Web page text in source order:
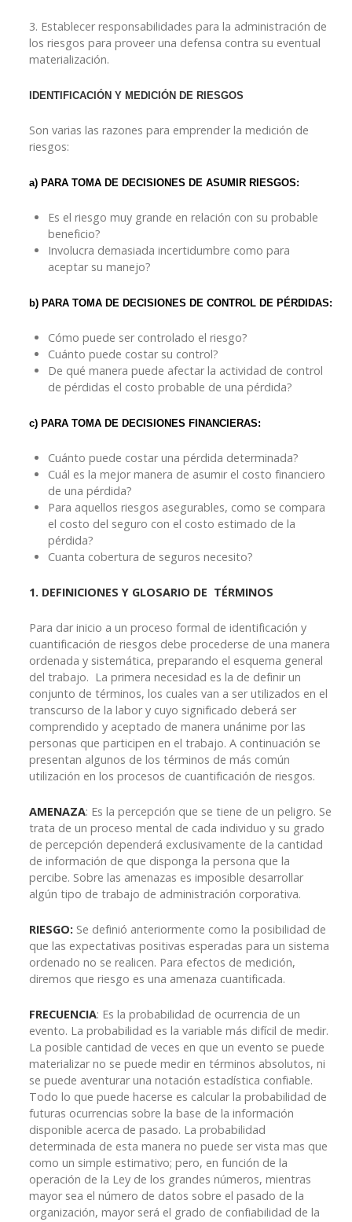
3. Establecer responsabilidades para la administración de
los riesgos para proveer una defensa contra su eventual
materialización.
IDENTIFICACIÓN Y MEDICIÓN DE RIESGOS
Son varias las razones para emprender la medición de
riesgos:
a) PARA TOMA DE DECISIONES DE ASUMIR RIESGOS:
Es el riesgo muy grande en relación con su probable
beneficio?
Involucra demasiada incertidumbre como para
aceptar su manejo?
b) PARA TOMA DE DECISIONES DE CONTROL DE PÉRDIDAS:
Cómo puede ser controlado el riesgo?
Cuánto puede costar su control?
De qué manera puede afectar la actividad de control
de pérdidas el costo probable de una pérdida?
c) PARA TOMA DE DECISIONES FINANCIERAS:
Cuánto puede costar una pérdida determinada?
Cuál es la mejor manera de asumir el costo financiero
de una pérdida?
Para aquellos riesgos asegurables, como se compara
el costo del seguro con el costo estimado de la
pérdida?
Cuanta cobertura de seguros necesito?
1. DEFINICIONES Y GLOSARIO DE TÉRMINOS
Para dar inicio a un proceso formal de identificación y
cuantificación de riesgos debe procederse de una manera
ordenada y sistemática, preparando el esquema general
del trabajo. La primera necesidad es la de definir un
conjunto de términos, los cuales van a ser utilizados en el
transcurso de la labor y cuyo significado deberá ser
comprendido y aceptado de manera unánime por las
personas que participen en el trabajo. A continuación se
presentan algunos de los términos de más común
utilización en los procesos de cuantificación de riesgos.
AMENAZA: Es la percepción que se tiene de un peligro. Se
trata de un proceso mental de cada individuo y su grado
de percepción dependerá exclusivamente de la cantidad
de información de que disponga la persona que la
percibe. Sobre las amenazas es imposible desarrollar
algún tipo de trabajo de administración corporativa.
RIESGO: Se definió anteriormente como la posibilidad de
que las expectativas positivas esperadas para un sistema
ordenado no se realicen. Para efectos de medición,
diremos que riesgo es una amenaza cuantificada.
FRECUENCIA: Es la probabilidad de ocurrencia de un
evento. La probabilidad es la variable más difícil de medir.
La posible cantidad de veces en que un evento se puede
materializar no se puede medir en términos absolutos, ni
se puede aventurar una notación estadística confiable.
Todo lo que puede hacerse es calcular la probabilidad de
futuras ocurrencias sobre la base de la información
disponible acerca de pasado. La probabilidad
determinada de esta manera no puede ser vista mas que
como un simple estimativo; pero, en función de la
operación de la Ley de los grandes números, mientras
mayor sea el número de datos sobre el pasado de la
organización, mayor será el grado de confiabilidad de la